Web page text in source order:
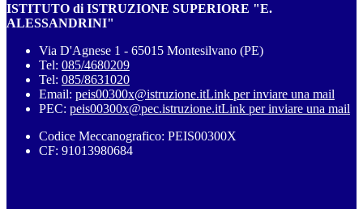
ISTITUTO di ISTRUZIONE SUPERIORE "E.
ALESSANDRINI"
Via D'Agnese 1 - 65015 Montesilvano (PE)
Tel: 085/4680209
Tel: 085/8631020
Email: peis00300x@istruzione.itLink per inviare una mail
PEC: peis00300x@pec.istruzione.itLink per inviare una mail
Codice Meccanografico: PEIS00300X
CF: 91013980684